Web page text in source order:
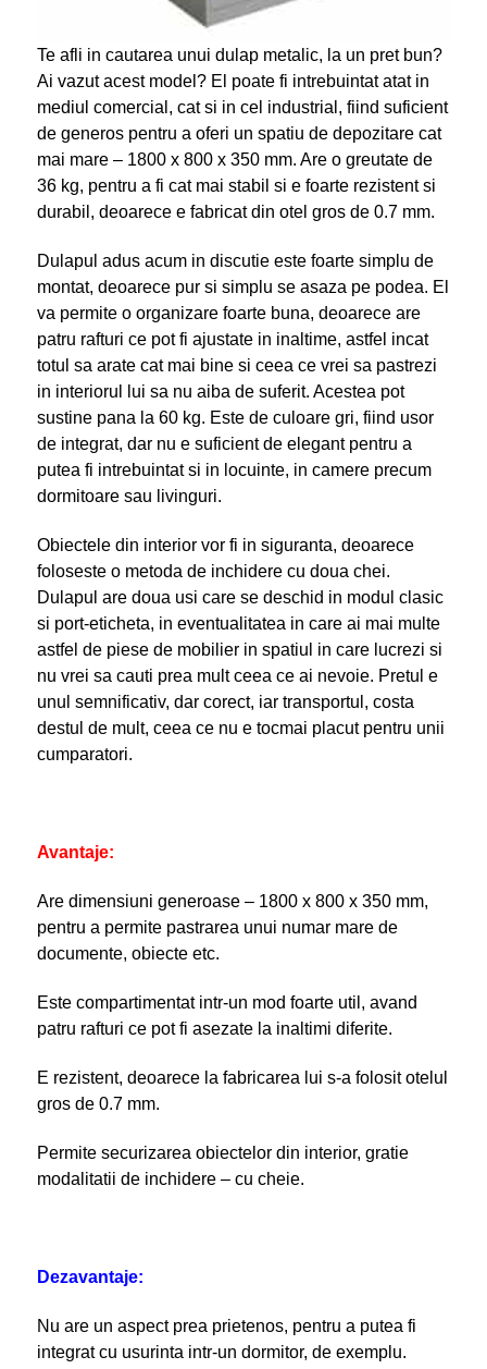
Te afli in cautarea unui dulap metalic, la un pret bun?
Ai vazut acest model? El poate fi intrebuintat atat in
mediul comercial, cat si in cel industrial, fiind suficient
de generos pentru a oferi un spatiu de depozitare cat
mai mare – 1800 x 800 x 350 mm. Are o greutate de
36 kg, pentru a fi cat mai stabil si e foarte rezistent si
durabil, deoarece e fabricat din otel gros de 0.7 mm.
Dulapul adus acum in discutie este foarte simplu de
montat, deoarece pur si simplu se asaza pe podea. El
va permite o organizare foarte buna, deoarece are
patru rafturi ce pot fi ajustate in inaltime, astfel incat
totul sa arate cat mai bine si ceea ce vrei sa pastrezi
in interiorul lui sa nu aiba de suferit. Acestea pot
sustine pana la 60 kg. Este de culoare gri, fiind usor
de integrat, dar nu e suficient de elegant pentru a
putea fi intrebuintat si in locuinte, in camere precum
dormitoare sau livinguri.
Obiectele din interior vor fi in siguranta, deoarece
foloseste o metoda de inchidere cu doua chei.
Dulapul are doua usi care se deschid in modul clasic
si port-eticheta, in eventualitatea in care ai mai multe
astfel de piese de mobilier in spatiul in care lucrezi si
nu vrei sa cauti prea mult ceea ce ai nevoie. Pretul e
unul semnificativ, dar corect, iar transportul, costa
destul de mult, ceea ce nu e tocmai placut pentru unii
cumparatori.
Avantaje:
Are dimensiuni generoase – 1800 x 800 x 350 mm,
pentru a permite pastrarea unui numar mare de
documente, obiecte etc.
Este compartimentat intr-un mod foarte util, avand
patru rafturi ce pot fi asezate la inaltimi diferite.
E rezistent, deoarece la fabricarea lui s-a folosit otelul
gros de 0.7 mm.
Permite securizarea obiectelor din interior, gratie
modalitatii de inchidere – cu cheie.
Dezavantaje:
Nu are un aspect prea prietenos, pentru a putea fi
integrat cu usurinta intr-un dormitor, de exemplu.